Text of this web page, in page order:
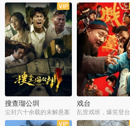
搜查瑠公圳
尘封六十余载的未解悬案
戏台
乱世戏班，爆笑登台